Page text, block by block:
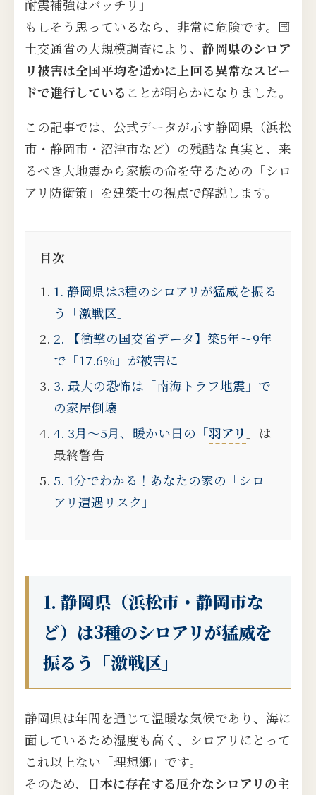
耐震補強はバッチリ」
もしそう思っているなら、非常に危険です。国
土交通省の大規模調査により、 静岡県のシロア
リ被害は全国平均を遥かに上回る異常なスピー
ドで進行している ことが明らかになりました。
この記事では、公式データが示す静岡県（浜松
市・静岡市・沼津市など）の残酷な真実と、来
るべき大地震から家族の命を守るための「シロ
アリ防衛策」を建築士の視点で解説します。
目次
1. 静岡県は3種のシロアリが猛威を振る
う「激戦区」
2. 【衝撃の国交省データ】築5年〜9年
で「17.6%」が被害に
3. 最大の恐怖は「南海トラフ地震」で
の家屋倒壊
4. 3月〜5月、暖かい日の「羽アリ 」は
最終警告
5. 1分でわかる！あなたの家の「シロ
アリ遭遇リスク」
1. 静岡県（浜松市・静岡市な
ど）は3種のシロアリが猛威を
振るう「激戦区」
静岡県は年間を通じて温暖な気候であり、海に
面しているため湿度も高く、シロアリにとって
これ以上ない「理想郷」です。
そのため、
日本に存在する厄介なシロアリの主